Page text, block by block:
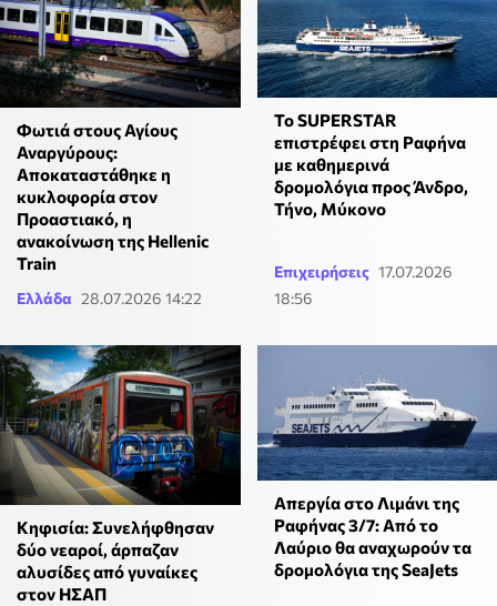
Φωτιά στους Αγίους
Αναργύρους:
Αποκαταστάθηκε η
κυκλοφορία στον
Προαστιακό, η
ανακοίνωση της Hellenic
Train
Ελλάδα 28.07.2026 14:22
To SUPERSTAR
επιστρέφει στη Ραφήνα
με καθημερινά
δρομολόγια προς Άνδρο,
Τήνο, Μύκονο
Επιχειρήσεις 17.07.2026
18:56
Κηφισία: Συνελήφθησαν
δύο νεαροί, άρπαζαν
αλυσίδες από γυναίκες
στον ΗΣΑΠ
Απεργία στο Λιμάνι της
Ραφήνας 3/7: Από το
Λαύριο θα αναχωρούν τα
δρομολόγια της SeaJets